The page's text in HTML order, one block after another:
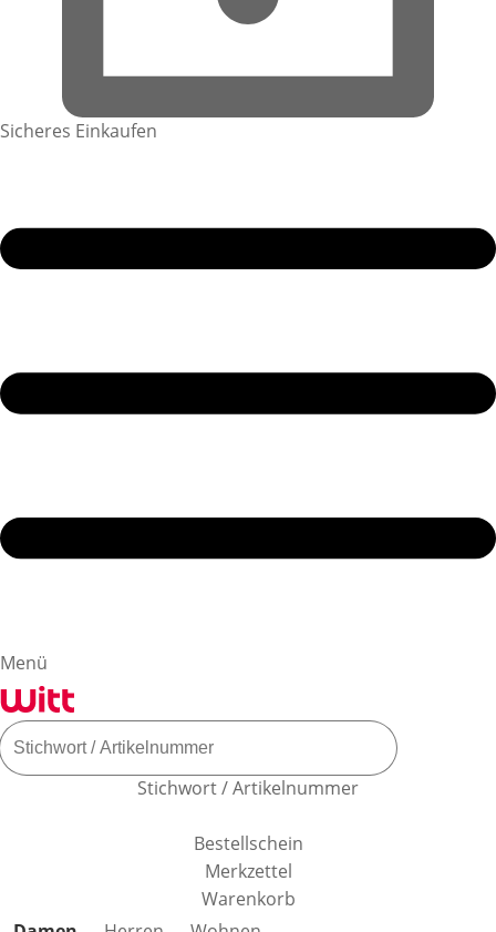
Sicheres Einkaufen
Menü
Stichwort / Artikelnummer
Bestellschein
Merkzettel
Warenkorb
Produktkategorien überspringen